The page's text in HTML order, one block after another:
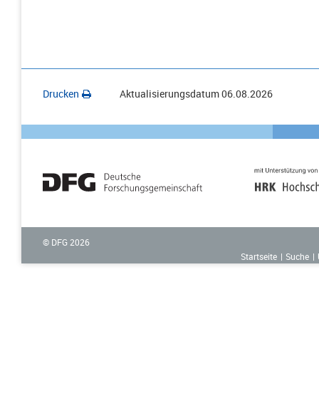
Drucken Aktualisierungsdatum06.08.2026
© DFG 2026
Startseite
Suche